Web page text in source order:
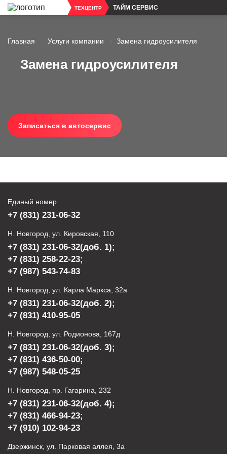
ТЕХЦЕНТР ТАЙМ СЕРВИС
Главная Услуги компании Замена гидроусилителя
Замена гидроусилителя
Записаться в автосервис
Единый номер
+7 (831) 231-06-32
Н. Новгород, ул. Кировская, 110
+7 (831) 231-06-32(доб. 1);
+7 (831) 258-22-23;
+7 (987) 543-74-83
Н. Новгород, ул. Карла Маркса, 32а
+7 (831) 231-06-32(доб. 2);
+7 (831) 410-95-05
Н. Новгород, ул. Родионова, 167д
+7 (831) 231-06-32(доб. 3);
+7 (831) 436-50-00;
+7 (987) 548-05-25
Н. Новгород, пр. Гагарина, 232
+7 (831) 231-06-32(доб. 4);
+7 (831) 466-94-23;
+7 (910) 102-94-23
Дзержинск, ул. Парковая аллея, 3а